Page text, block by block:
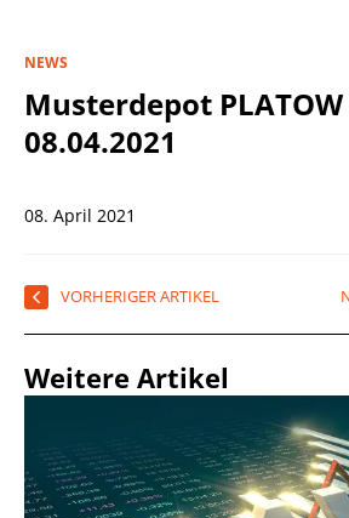
NEWS
Musterdepot
08.04.2021
08. April 2021
VORHERIGER ARTIKEL
Weitere Artikel